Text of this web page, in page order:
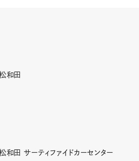
和田
松和田サーティファイドカーセンター